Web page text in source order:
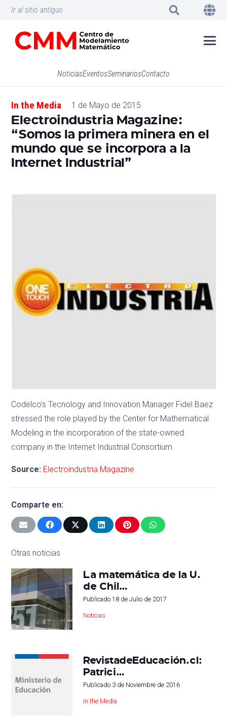
Ir al sitio antiguo
NoticiasEventosSeminariosContacto
In the Media 1 de Mayo de 2015
Electroindustria Magazine:
“Somos la primera minera en el
mundo que se incorpora a la
Internet Industrial”
Codelco’s Tecnology and Innovation Manager Fidel Baez
stressed the role played by the Center for Mathematical
Modeling in the incorporation of the state-owned
company in the Internet Industrial Consortium.
Source: Electroindustria Magazine
Comparte en:
Otras noticias
La matemática de la U.
de Chil…
Publicado 18 de Julio de 2017
Noticias
RevistadeEducación.cl:
Patrici…
Publicado 3 de Noviembre de 2016
In the Media